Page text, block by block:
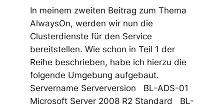
In meinem zweiten Beitrag zum Thema
AlwaysOn, werden wir nun die
Clusterdienste für den Service
bereitstellen. Wie schon in Teil 1 der
Reihe beschrieben, habe ich hierzu die
folgende Umgebung aufgebaut.
Servername Serverversion BL-ADS-01
Microsoft Server 2008 R2 Standard BL-